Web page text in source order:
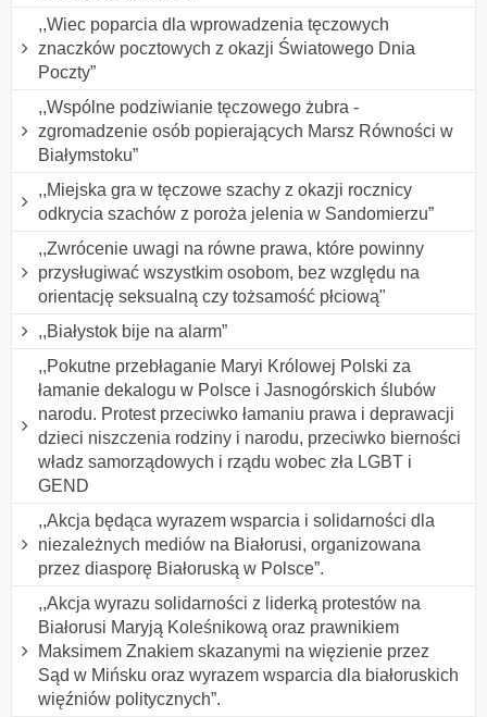
,,Wiec poparcia dla wprowadzenia tęczowych
znaczków pocztowych z okazji Światowego Dnia
Poczty”
,,Wspólne podziwianie tęczowego żubra -
zgromadzenie osób popierających Marsz Równości w
Białymstoku”
,,Miejska gra w tęczowe szachy z okazji rocznicy
odkrycia szachów z poroża jelenia w Sandomierzu”
,,Zwrócenie uwagi na równe prawa, które powinny
przysługiwać wszystkim osobom, bez względu na
orientację seksualną czy tożsamość płciową"
,,Białystok bije na alarm”
,,Pokutne przebłaganie Maryi Królowej Polski za
łamanie dekalogu w Polsce i Jasnogórskich ślubów
narodu. Protest przeciwko łamaniu prawa i deprawacji
dzieci niszczenia rodziny i narodu, przeciwko bierności
władz samorządowych i rządu wobec zła LGBT i
GEND
,,Akcja będąca wyrazem wsparcia i solidarności dla
niezależnych mediów na Białorusi, organizowana
przez diasporę Białoruską w Polsce”.
,,Akcja wyrazu solidarności z liderką protestów na
Białorusi Maryją Koleśnikową oraz prawnikiem
Maksimem Znakiem skazanymi na więzienie przez
Sąd w Mińsku oraz wyrazem wsparcia dla białoruskich
więźniów politycznych”.